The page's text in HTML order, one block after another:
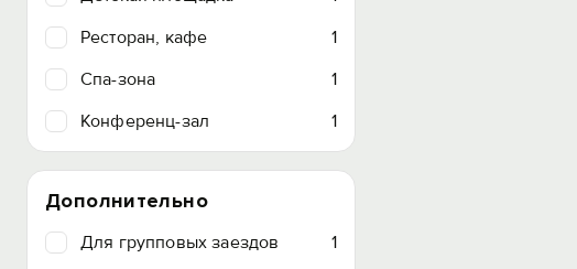
Ресторан, кафе
1
Спа-зона
1
Конференц-зал
1
Дополнительно
Для групповых заездов
1